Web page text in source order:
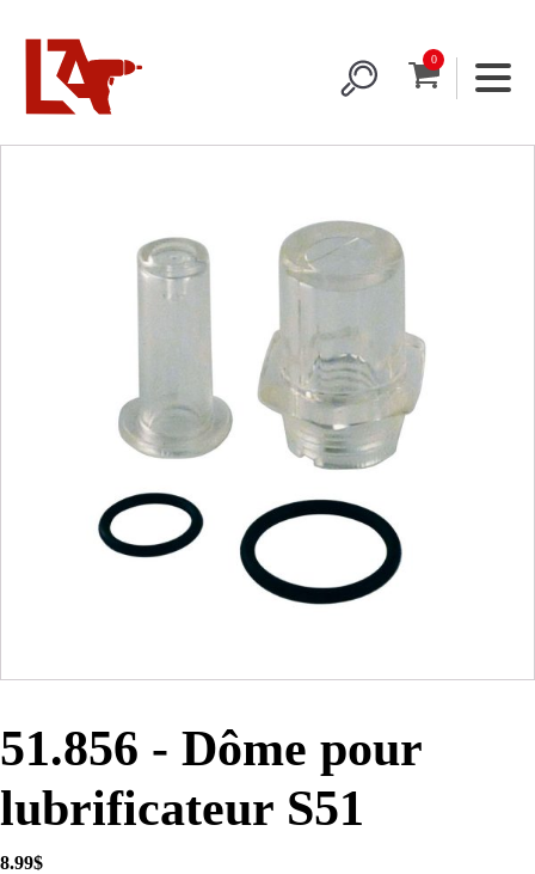
51.856 - Dôme pour
lubrificateur S51
8.99$